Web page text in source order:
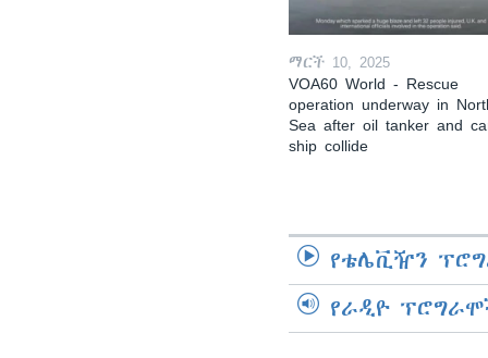
ማርች 10, 2025
VOA60 World - Rescue
operation underway in
Sea after oil tanker and
ship collide
የቴሌቪዥን
የራዲዮ